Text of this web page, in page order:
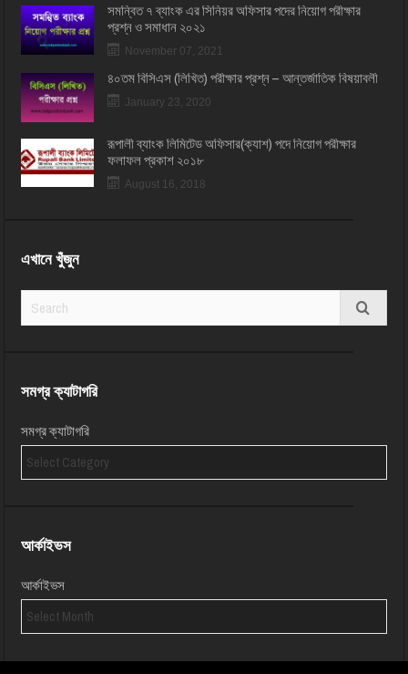
সমন্বিত ৭ ব্যাংক এর সিনিয়র অফিসার পদের নিয়োগ পরীক্ষার
প্রশ্ন ও সমাধান ২০২১
November 07, 2021
৪০তম বিসিএস (লিখিত) পরীক্ষার প্রশ্ন – আন্তর্জাতিক বিষয়াবলী
January 23, 2020
রূপালী ব্যাংক লিমিটেড অফিসার(ক্যাশ) পদে নিয়োগ পরীক্ষার
ফলাফল প্রকাশ ২০১৮
August 16, 2018
এখানে খুঁজুন
সমগ্র ক্যাটাগরি
সমগ্র ক্যাটাগরি
আর্কাইভস
আর্কাইভস